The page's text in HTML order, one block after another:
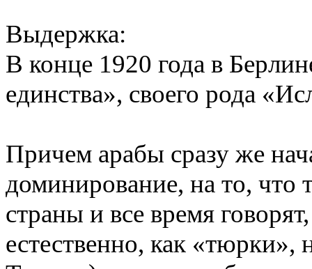
Выдержка:
В конце 1920 года в
единства», своего рода
Причем арабы сразу же
доминирование, на то, что
страны и все время
естественно, как